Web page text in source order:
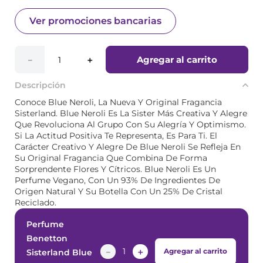
Ver promociones bancarias
＋
－ Agregar al carrito
Descripción
Conoce Blue Neroli, La Nueva Y Original Fragancia
Sisterland. Blue Neroli Es La Sister Más Creativa Y Alegre
Que Revoluciona Al Grupo Con Su Alegría Y Optimismo.
Si La Actitud Positiva Te Representa, Es Para Ti. El
Carácter Creativo Y Alegre De Blue Neroli Se Refleja En
Su Original Fragancia Que Combina De Forma
Sorprendente Flores Y Cítricos. Blue Neroli Es Un
Perfume Vegano, Con Un 93% De Ingredientes De
Origen Natural Y Su Botella Con Un 25% De Cristal
Reciclado.
Perfume
Benetton
Sisterland Blue
＋
－ Agregar al carrito